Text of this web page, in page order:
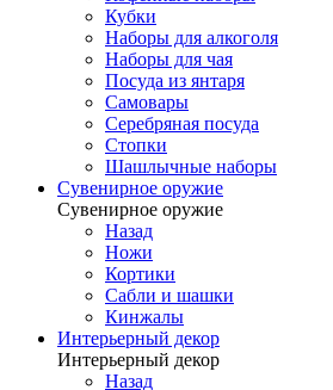
Кубки
Наборы для алкоголя
Наборы для чая
Посуда из янтаря
Самовары
Серебряная посуда
Стопки
Шашлычные наборы
Сувенирное оружие
Сувенирное оружие
Назад
Ножи
Кортики
Сабли и шашки
Кинжалы
Интерьерный декор
Интерьерный декор
Назад